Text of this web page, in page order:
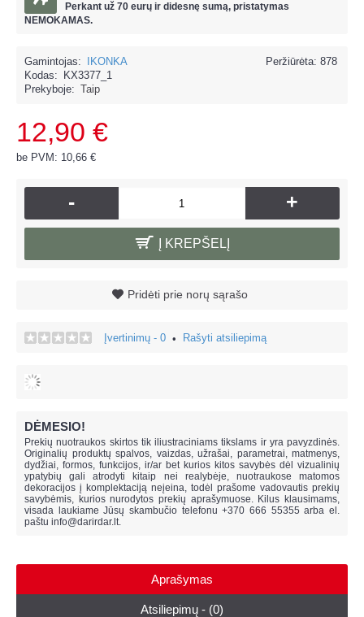
Perkant už 70 eurų ir didesnę sumą, pristatymas
NEMOKAMAS.
Peržiūrėta: 878
Gamintojas:
IKONKA
Kodas:
KX3377_1
Prekyboje: Taip
12,90 €
be PVM: 10,66 €
- +
Į KREPŠELĮ
Pridėti prie norų sąrašo
Įvertinimų - 0 • Rašyti atsiliepimą
DĖMESIO!
Prekių nuotraukos skirtos tik iliustraciniams tikslams ir yra pavyzdinės.
Originalių produktų spalvos, vaizdas, užrašai, parametrai, matmenys,
dydžiai, formos, funkcijos, ir/ar bet kurios kitos savybės dėl vizualinių
ypatybių gali atrodyti kitaip nei realybėje, nuotraukose matomos
dekoracijos į komplektaciją neįeina, todėl prašome vadovautis prekių
savybėmis, kurios nurodytos prekių aprašymuose. Kilus klausimams,
visada laukiame Jūsų skambučio telefonu +370 666 55355 arba el.
paštu info@darirdar.lt.
Aprašymas
Atsiliepimų - (0)